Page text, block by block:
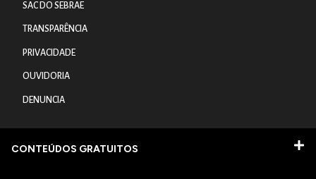
SAC DO SEBRAE
TRANSPARÊNCIA
PRIVACIDADE
OUVIDORIA
DENUNCIA
CONTEÚDOS GRATUITOS